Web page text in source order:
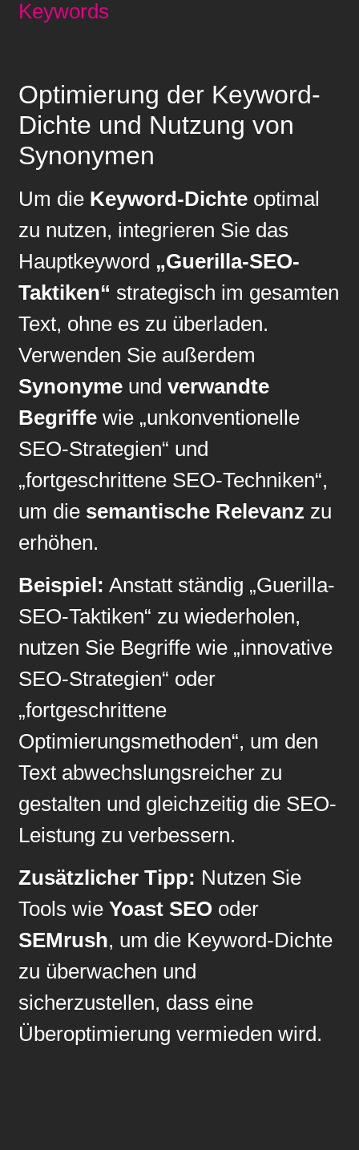
Keywords
Optimierung der Keyword-
Dichte und Nutzung von
Synonymen
Um die Keyword-Dichte optimal
zu nutzen, integrieren Sie das
Hauptkeyword „Guerilla-SEO-
Taktiken“ strategisch im gesamten
Text, ohne es zu überladen.
Verwenden Sie außerdem
Synonyme undverwandte
Begriffe wie „unkonventionelle
SEO-Strategien“ und
„fortgeschrittene SEO-Techniken“,
um die semantische Relevanz zu
erhöhen.
Beispiel: Anstatt ständig „Guerilla-
SEO-Taktiken“ zu wiederholen,
nutzen Sie Begriffe wie „innovative
SEO-Strategien“ oder
„fortgeschrittene
Optimierungsmethoden“, um den
Text abwechslungsreicher zu
gestalten und gleichzeitig die SEO-
Leistung zu verbessern.
Zusätzlicher Tipp: Nutzen Sie
Tools wieYoast SEO oder
SEMrush, um die Keyword-Dichte
zu überwachen und
sicherzustellen, dass eine
Überoptimierung vermieden wird.